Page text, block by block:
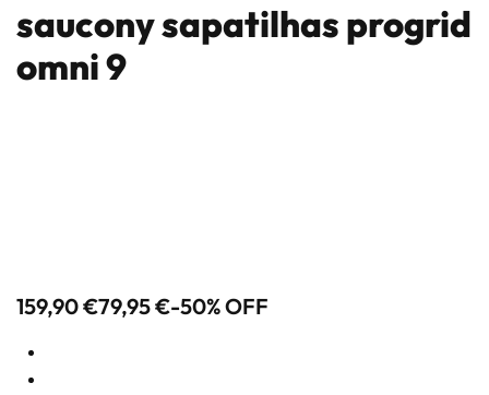
saucony sapatilhas progrid
omni 9
159,90€79,95€-50% OFF